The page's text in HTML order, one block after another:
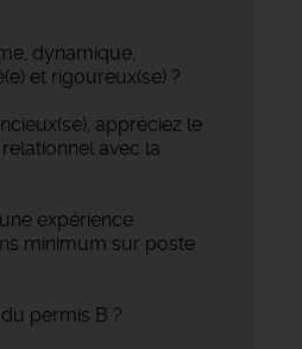
dynamique,
et rigoureux(se) ?
appréciez le
avec la
expérience
minimum sur poste
permis B ?